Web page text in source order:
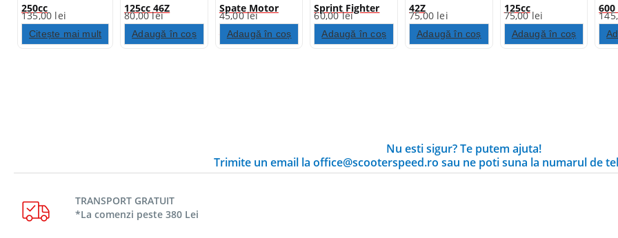
250cc
135,00 lei
Citește mai mult
125cc 46Z
80,00lei
Adaugă în coș
Spate Motor
Bicicleta 49cc 2T
45,00lei
Adaugă în coș
Sprint Fighter
49cc 2T 42Z
60,00lei
Adaugă în coș
42Z
75,00 lei
Adaugă în coș
125cc
75,00lei
Adaugă în coș
600
47Z
Nu esti sigur? Te putem ajuta!
Trimite un email la office@scooterspeed.ro sau ne poti suna la numarul de
TRANSPORT GRATUIT
*La comenzi peste 380 Lei